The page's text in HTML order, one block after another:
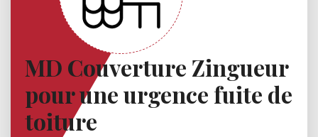
MD Couverture Zingueur
pour une urgence fuite de
toiture